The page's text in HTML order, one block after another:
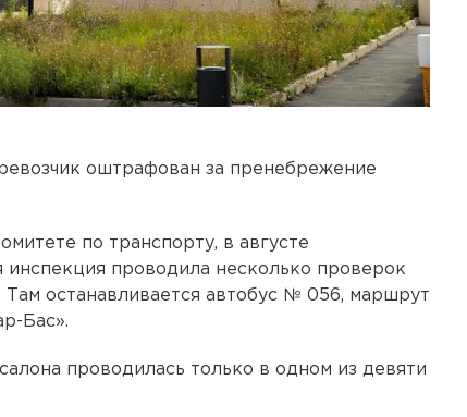
оштрафован за пренебрежение
по транспорту, в августе
инспекция проводила несколько проверок
останавливается автобус № 056, маршрут
Бас».
проводилась только в одном из девяти